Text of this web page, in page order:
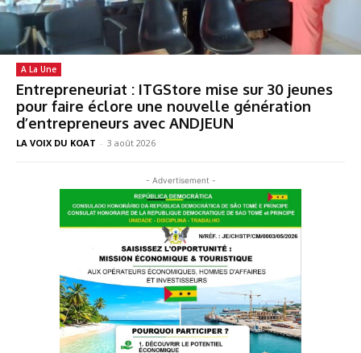
A La Une
Entrepreneuriat : ITGStore mise sur 30 jeunes
pour faire éclore une nouvelle génération
d’entrepreneurs avec ANDJEUN
LA VOIX DU KOAT - 3 août 2026
- Advertisement -